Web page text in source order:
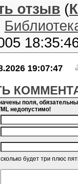
отзыв (
19:07:47
поля,
недопустимо!
сколько будет три плюс